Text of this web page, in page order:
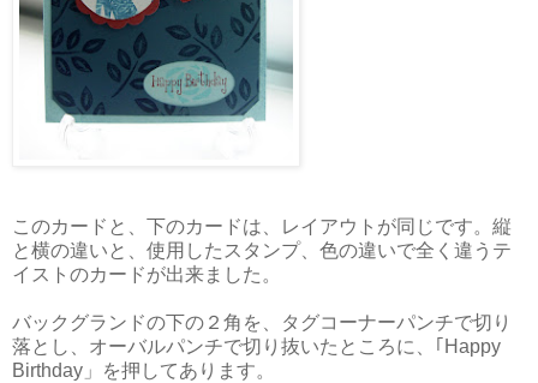
このカードと、下のカードは、レイアウトが同じです。縦
と横の違いと、使用したスタンプ、色の違いで全く違うテ
イストのカードが出来ました。
バックグランドの下の２角を、タグコーナーパンチで切り
落とし、オーバルパンチで切り抜いたところに、｢Happy
Birthday」を押してあります。